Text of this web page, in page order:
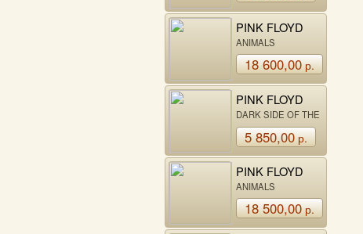
PINK FLOYD
ANIMALS
18 600,00р.
PINK FLOYD
DARK SIDE OF THE
MOON
5 850,00р.
PINK FLOYD
ANIMALS
18 500,00р.